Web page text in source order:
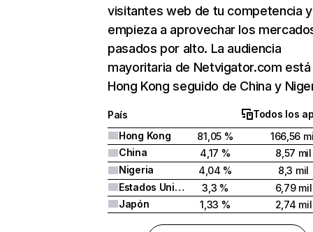
visitantes web de tu competencia y
empieza a aprovechar los
pasados por alto. La audiencia
mayoritaria de Netvigator.com está
Hong Kong seguido de China y
País
Todos los
Hong Kong
81,05 %
166,56
China
4,17 %
8,57 mil
Nigeria
4,04 %
8,3 mil
Estados Unidos
3,3 %
6,79 mil
Japón
1,33 % 2,74 mil